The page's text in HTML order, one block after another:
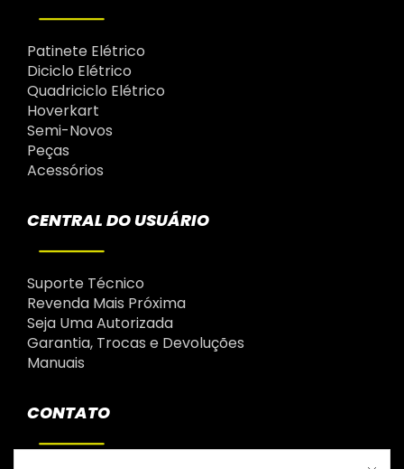
Patinete Elétrico
Diciclo Elétrico
Quadriciclo Elétrico
Hoverkart
Semi-Novos
Peças
Acessórios
CENTRAL DO USUÁRIO
Suporte Técnico
Revenda Mais Próxima
Seja Uma Autorizada
Garantia, Trocas e Devoluções
Manuais
CONTATO